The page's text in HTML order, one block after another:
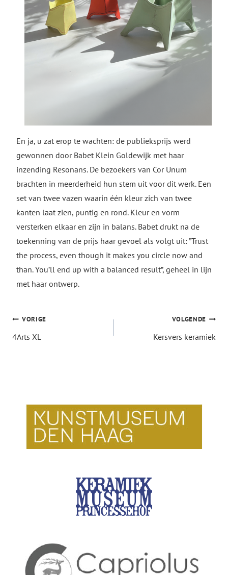
En ja, u zat erop te wachten: de publieksprijs werd
gewonnen door Babet Klein Goldewijk met haar
inzending Resonans. De bezoekers van Cor Unum
brachten in meerderheid hun stem uit voor dit werk. Een
set van twee vazen waarin één kleur zich van twee
kanten laat zien, puntig en rond. Kleur en vorm
versterken elkaar en zijn in balans. Babet drukt na de
toekenning van de prijs haar gevoel als volgt uit: ”Trust
the process, even though it makes you circle now and
than. You’ll end up with a balanced result”, geheel in lijn
met haar ontwerp.
Bericht
navigatie
VORIGE
4Arts XL
VOLGENDE
Kersvers keramiek